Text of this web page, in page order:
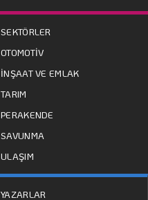
SEKTÖRLER
OTOMOTİV
İNŞAAT VE EMLAK
TARIM
PERAKENDE
SAVUNMA
ULAŞIM
YAZARLAR